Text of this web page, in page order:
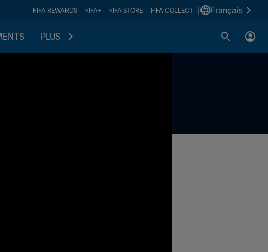
FIFA REWARDS FIFA+ FIFA STORE FIFA COLLECT Français
PLUS